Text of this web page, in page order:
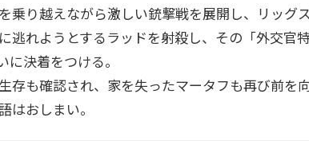
乗り越えながら激しい銃撃戦を展開し、リッグ
逃れようとするラッドを射殺し、その「外交官
決着をつける。
存も確認され、家を失ったマータフも再び前を
はおしまい。